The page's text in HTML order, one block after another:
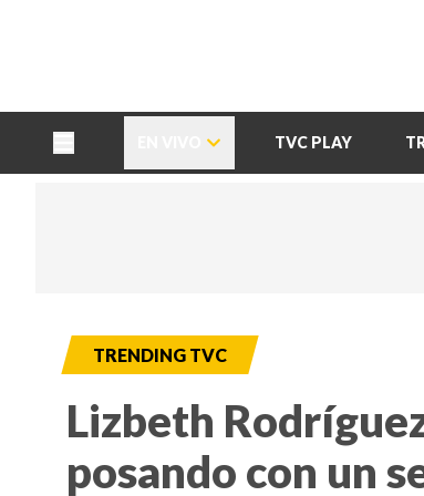
TVC PLAY
TRENDING TVC
Lizbeth
posando con un